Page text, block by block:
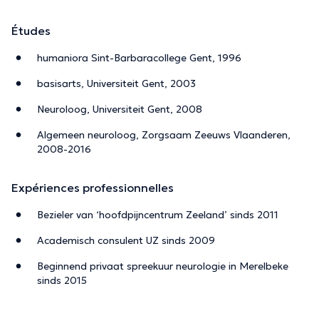
Études
humaniora Sint-Barbaracollege Gent, 1996
basisarts, Universiteit Gent, 2003
Neuroloog, Universiteit Gent, 2008
Algemeen neuroloog, Zorgsaam Zeeuws Vlaanderen,
2008-2016
Expériences professionnelles
Bezieler van ‘hoofdpijncentrum Zeeland’ sinds 2011
Academisch consulent UZ sinds 2009
Beginnend privaat spreekuur neurologie in Merelbeke
sinds 2015